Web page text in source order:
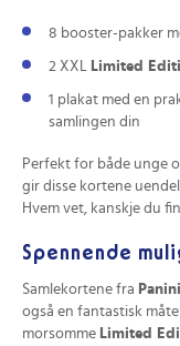
8 booster-pakker
2 XXL Limited
1 plakat med en
samlingen din
Perfekt for både unge
gir disse kortene
Hvem vet, kanskje du
Spennende
Samlekortene fra Panini
også en fantastisk
morsomme Limited